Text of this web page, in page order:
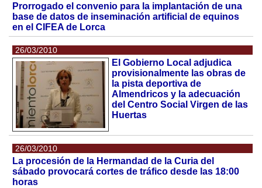
Prorrogado el convenio para la implantación de una
base de datos de inseminación artificial de equinos
en el CIFEA de Lorca
26/03/2010
El Gobierno Local adjudica
provisionalmente las obras de
la pista deportiva de
Almendricos y la adecuación
del Centro Social Virgen de las
Huertas
26/03/2010
La procesión de la Hermandad de la Curia del
sábado provocará cortes de tráfico desde las 18:00
horas